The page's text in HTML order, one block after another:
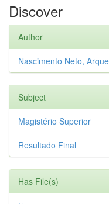
Discover
Author
Nascimento Neto,
Subject
Magistério Superior
Resultado Final
Has File(s)